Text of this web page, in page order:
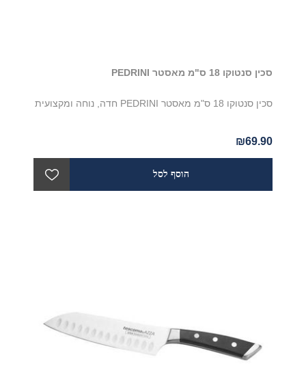
סכין סנטוקו 18 ס"מ מאסטר PEDRINI
סכין סנטוקו 18 ס"מ מאסטר PEDRINI חדה, נוחה ומקצועית
₪69.90